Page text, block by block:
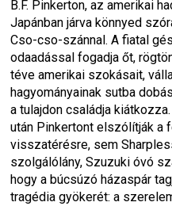
B.F. Pinkerton, az amerikai
Japánban járva könnyed
Cso-cso-szánnal. A fiatal
odaadással fogadja őt,
téve amerikai szokásait,
hagyományainak sutba
a tulajdon családja
után Pinkertont elszólítják a
visszatérésre, sem
szolgálólány, Szuzuki óvó
hogy a búcsúzó házaspár
tragédia gyökerét: a